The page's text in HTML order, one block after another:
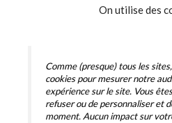
On utilise des
Comme (presque) tous les
cookies pour mesurer notre
expérience sur le site. Vous
refuser ou de personnaliser et
moment. Aucun impact sur
5c Rdpt des
Lun, Mar, Mer, Ven
Jeudi : 6h15
Sam – Dim :